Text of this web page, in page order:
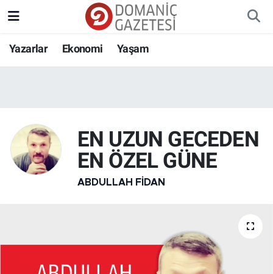
Yazarlar Ekonomi Yaşam
EN UZUN GECEDEN
EN ÖZEL GÜNE
ABDULLAH FIDAN